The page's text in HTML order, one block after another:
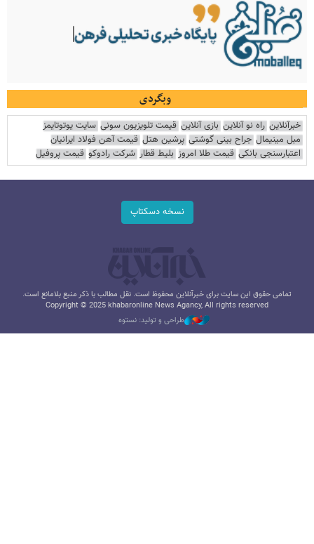
وبگردی
خبرآنلاین راه نو آنلاین بازی آنلاین قیمت تلویزیون سونی سایت یوتوتایمز
مبل مینیمال جراح بینی گوشتی پرشین هتل قیمت آهن فولاد ایرانیان
اعتبارسنجی بانکی قیمت طلا امروز بلیط قطار شرکت رادوکو قیمت پروفیل
نسخه دسکتاپ
تمامی حقوق این سایت برای خبرآنلاین محفوظ است. نقل مطالب با ذکر منبع بلامانع است.
Copyright © 2025 khabaronline News Agancy, All rights reserved
طراحی و تولید: نستوه